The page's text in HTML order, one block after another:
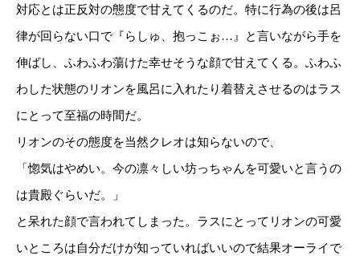
対応とは正反対の態度で甘えてくるのだ。特に行為の後は呂
律が回らない口で『らしゅ、抱っこぉ…』と言いながら手を
伸ばし、ふわふわ蕩けた幸せそうな顔で甘えてくる。ふわふ
わした状態のリオンを風呂に入れたり着替えさせるのはラス
にとって至福の時間だ。
リオンのその態度を当然クレオは知らないので、
「惚気はやめい。今の凛々しい坊っちゃんを可愛いと言うの
は貴殿ぐらいだ。」
と呆れた顔で言われてしまった。ラスにとってリオンの可愛
いところは自分だけが知っていればいいので結果オーライで